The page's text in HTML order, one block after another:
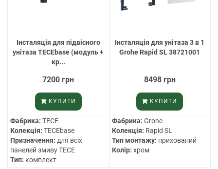
Інсталяція для підвісного
унітаза TECEbase (модуль +
кр...
7200 грн
КУПИТИ
Фабрика: TECE
Колекція: TECEbase
Призначення: для всіх
панелей змиву TECE
Тип: комплект
Інсталяція для унітаза 3 в 1
Grohe Rapid SL 38721001
8498 грн
КУПИТИ
Фабрика: Grohe
Колекція: Rapid SL
Тип монтажу: прихований
Колір: хром